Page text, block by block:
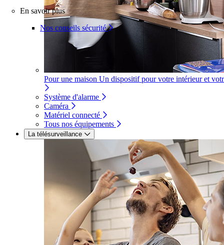
En savoir plus
Nos conseils sécurité
Pour une maison Un dispositif pour votre intérieur et
Système d'alarme
Caméra
Matériel connecté
Tous nos équipements
La télésurveillance